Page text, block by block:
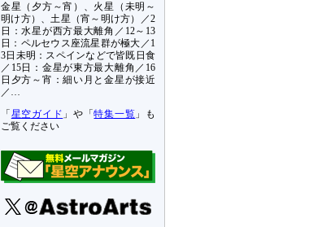
金星（夕方～宵）、火星（未明～
明け方）、土星（宵～明け方）／2
日：水星が西方最大離角／12～13
日：ペルセウス座流星群が極大／1
3日未明：スペインなどで皆既日食
／15日：金星が東方最大離角／16
日夕方～宵：細い月と金星が接近
／…
「 星空ガイド 」や「特集一覧 」も
ご覧ください